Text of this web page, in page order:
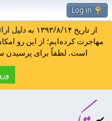
Log in
از تاریخ ۱۳۹۳/۸/۱۴ به دلیل
مهاجرت کرده‌ایم؛ از این رو
است. لطفاً برای پرسیدن